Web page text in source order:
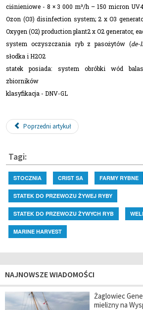
ciśnieniowe - 8 × 3 000 m³/h – 150 micron
Ozon (O3) disinfection system; 2 x O3
Oxygen (O2) production plant2 x O2 generator,
system oczyszczania ryb z pasożytów (de-
słodka i H2O2
statek posiada: system obróbki wód
zbiorników
klasyfikacja - DNV-GL
Poprzedni artykuł
Tagi:
STOCZNIA CRIST SA FARMY RYBNE
STATEK DO PRZEWOZU ŻYWEJ RYBY
STATEK DO PRZEWOZU ŻYWYCH RYB
MARINE HARVEST
NAJNOWSZE WIADOMOŚCI
Żaglowiec
mielizny na